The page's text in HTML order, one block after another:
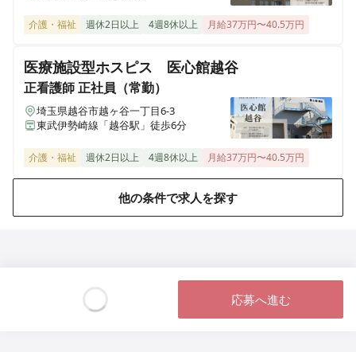
メディス千葉浜野
千葉県千葉市中央区浜野町234-3
メディス足立
東京都足立区南花畑三丁目35-10
東京都大田区仲池上一丁目27-20
介護・福祉 週休2日以上 4週8休以上 月給37万円〜40.5万円
医療施設型ホスピス 医心館越谷
正看護師正社員（常勤）
埼玉県越谷市越ヶ谷一丁目6-3
東武伊勢崎線「越谷駅」徒歩6分
介護・福祉 週休2日以上 4週8休以上 月給37万円〜40.5万円
他の条件で求人を探す
応募へ進む